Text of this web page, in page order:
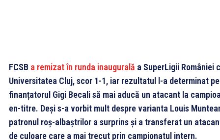
FCSB a remizat în runda inaugurală a SuperLigii României
Universitatea Cluj, scor 1-1, iar rezultatul l-a determinat pe
finanțatorul Gigi Becali să mai aducă un atacant la
en-titre. Deși s-a vorbit mult despre varianta Louis
patronul roș-albaștrilor a surprins și a transferat un
de culoare care a mai trecut prin campionatul intern.